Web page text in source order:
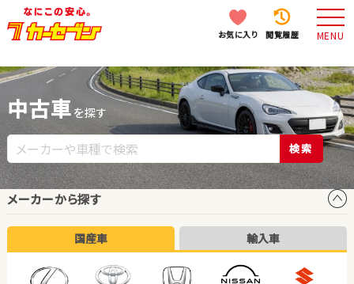
お気に入り 閲覧履歴 MENU
中古車 を探す
検索
メーカーから探す
国産車 輸入車